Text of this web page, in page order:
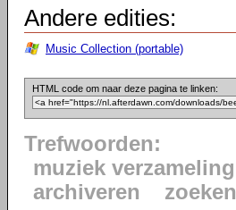
Andere edities:
Music Collection (portable)
HTML code om naar deze pagina te linken:
Trefwoorden:
muziek verzameling
archiveren
zoeken